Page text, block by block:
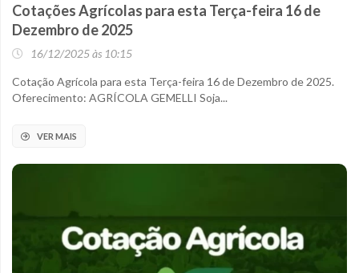
Cotações Agrícolas para esta Terça-feira 16 de
Dezembro de 2025
16/12/2025 às 10:15
Cotação Agrícola para esta Terça-feira 16 de Dezembro de 2025.
Oferecimento: AGRÍCOLA GEMELLI Soja...
VER MAIS